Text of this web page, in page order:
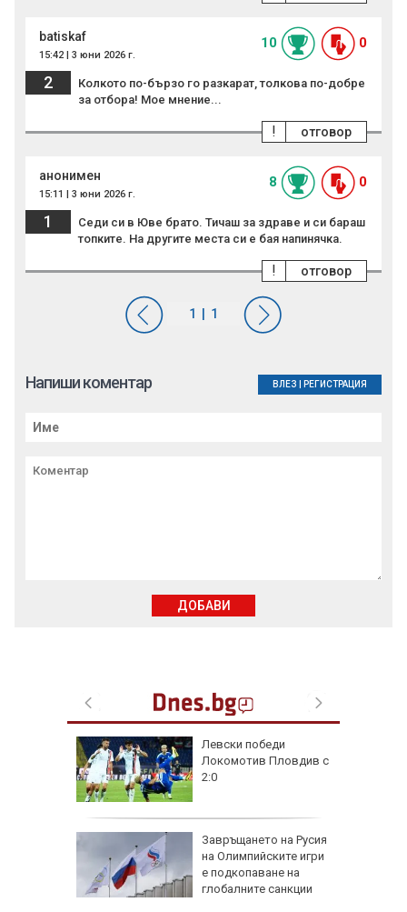
Левски победи
Локомотив Пловдив с
2:0
Завръщането на Русия
на Олимпийските игри
е подкопаване на
глобалните санкции
batiskaf
15:42 | 3 юни 2026 г.
10 0
2
Колкото по-бързо го разкарат, толкова по-добре
за отбора! Мое мнение...
отговор
!
анонимен
15:11 | 3 юни 2026 г.
8 0
1
Седи си в Юве брато. Тичаш за здраве и си бараш
топките. На другите места си е бая напинячка.
отговор
!
Напиши коментар ВЛЕЗ РЕГИСТРАЦИЯ
ДОБАВИ